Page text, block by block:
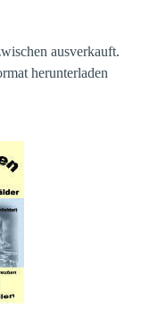
ausverkauft.
herunterladen